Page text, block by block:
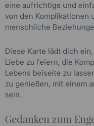
eine aufrichtige und
von den Komplikationen
menschliche
Diese Karte lädt dich
Liebe zu feiern, die
Lebens beiseite zu
zu genießen, mit einem
sein.
Gedanken zum